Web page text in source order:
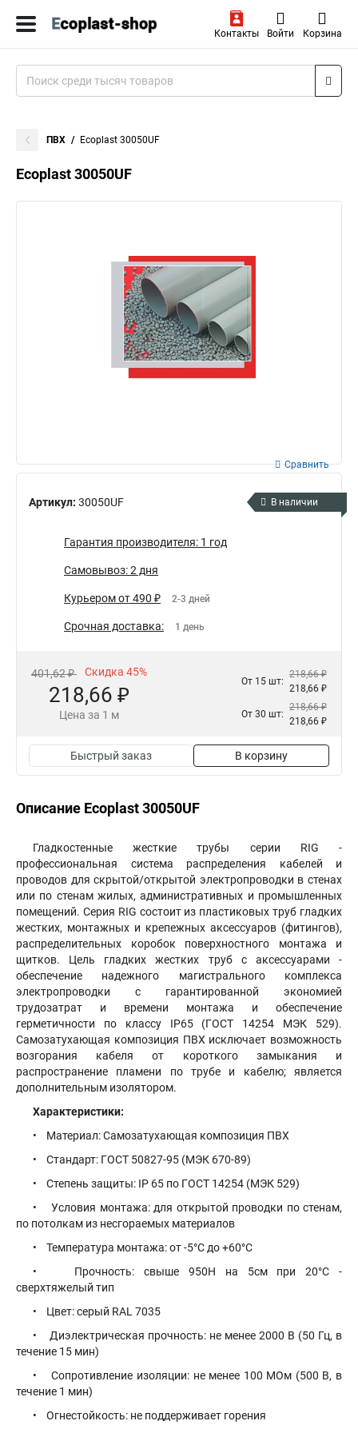
Контакты Войти Корзина
ПВХ Ecoplast 30050UF
Ecoplast 30050UF
Артикул: 30050UF
Сравнить
В наличии
Гарантия производителя: 1 год
Самовывоз: 2 дня
Курьером от 490 ₽ 2-3 дней
Срочная доставка: 1 день
401,62 ₽ Скидка 45%
218,66 ₽
Цена за 1 м
От 15 шт:
218,66 ₽
218,66 ₽
От 30 шт:
218,66 ₽
218,66 ₽
Быстрый заказ В корзину
Описание Ecoplast 30050UF
Гладкостенные жесткие трубы серии RIG -
профессиональная система распределения кабелей и
проводов для скрытой/открытой электропроводки в стенах
или по стенам жилых, административных и промышленных
помещений. Серия RIG cостоит из пластиковых труб гладких
жестких, монтажных и крепежных аксессуаров (фитингов),
распределительных коробок поверхностного монтажа и
щитков. Цель гладких жестких труб с аксессуарами -
обеспечение надежного магистрального комплекса
электропроводки с гарантированной экономией
трудозатрат и времени монтажа и обеспечение
герметичности по классу IP65 (ГОСТ 14254 МЭК 529).
Самозатухающая композиция ПВХ исключает возможность
возгорания кабеля от короткого замыкания и
распространение пламени по трубе и кабелю; является
дополнительным изолятором.
Характеристики:
• Материал: Самозатухающая композиция ПВХ
• Стандарт: ГОСТ 50827-95 (МЭК 670-89)
• Степень защиты: IP 65 по ГОСТ 14254 (МЭК 529)
• Условия монтажа: для открытой проводки по стенам,
по потолкам из несгораемых материалов
• Температура монтажа: от -5°С до +60°С
• Прочность: свыше 950Н на 5см при 20°С -
сверхтяжелый тип
• Цвет: серый RAL 7035
• Диэлектрическая прочность: не менее 2000 В (50 Гц, в
течение 15 мин)
• Сопротивление изоляции: не менее 100 МОм (500 В, в
течение 1 мин)
• Огнестойкость: не поддерживает горения